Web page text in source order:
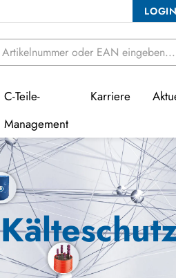
LOGIN
C-Teile-
Management
Karriere